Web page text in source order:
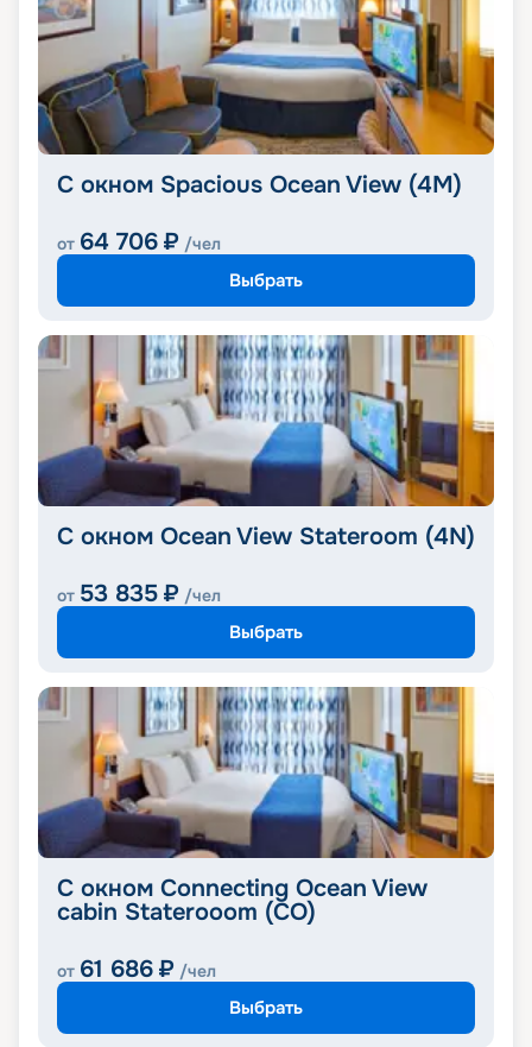
С окном Spacious Ocean View (4M)
от 64 706 ₽ /чел
Выбрать
С окном Ocean View Stateroom (4N)
от 53 835 ₽ /чел
Выбрать
C окном Connecting Ocean View
cabin Staterooom (CO)
от 61 686 ₽ /чел
Выбрать